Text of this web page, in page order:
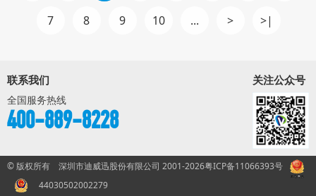
7 8 9 10 ... > >|
联系我们
全国服务热线
400-889-8228
关注公众号
© 版权所有 深圳市迪威迅股份有限公司 2001-2026粤ICP备11066393号
44030502002279